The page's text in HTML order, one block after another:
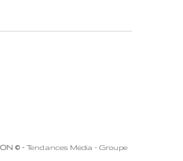
© -Tendances Media - Groupe